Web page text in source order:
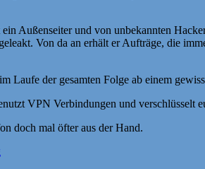
Außenseiter und von unbekannten
Von da an erhält er Aufträge, die
der gesamten Folge ab einem
VPN Verbindungen und verschlüsselt
doch mal öfter aus der Hand.